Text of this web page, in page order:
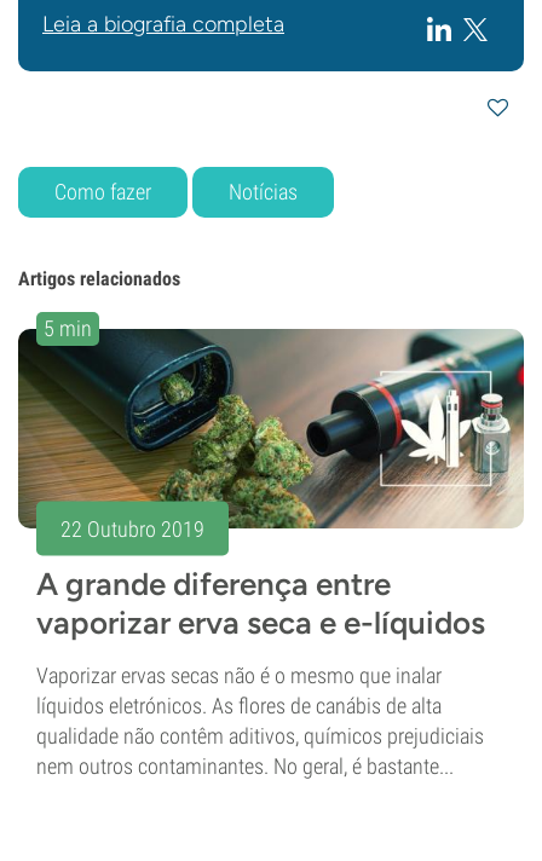
Leia a biografia completa
Como fazer Notícias
Artigos relacionados
5 min
22 Outubro 2019
A grande diferença entre
vaporizar erva seca e e-líquidos
Vaporizar ervas secas não é o mesmo que inalar
líquidos eletrónicos. As flores de canábis de alta
qualidade não contêm aditivos, químicos prejudiciais
nem outros contaminantes. No geral, é bastante...